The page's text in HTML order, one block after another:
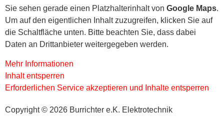
Sie sehen gerade einen Platzhalterinhalt von Google Maps.
Um auf den eigentlichen Inhalt zuzugreifen, klicken Sie auf
die Schaltfläche unten. Bitte beachten Sie, dass dabei
Daten an Drittanbieter weitergegeben werden.
Mehr Informationen
Inhalt entsperren
Erforderlichen Service akzeptieren und Inhalte entsperren
Copyright © 2026 Burrichter e.K. Elektrotechnik